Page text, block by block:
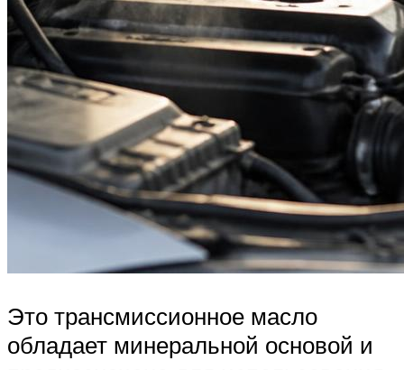
Это трансмиссионное масло
обладает минеральной основой и